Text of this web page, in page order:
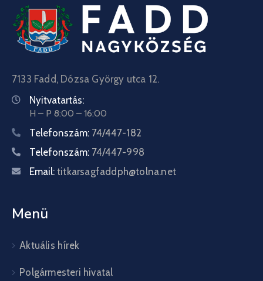
7133 Fadd, Dózsa György utca 12.
Nyitvatartás:
H – P 8:00 – 16:00
Telefonszám: 74/447-182
Telefonszám: 74/447-998
Email: titkarsagfaddph@tolna.net
Menü
Aktuális hírek
Polgármesteri hivatal